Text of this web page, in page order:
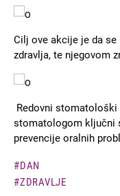
Slika
Cilj ove akcije je da
zdravlja, te njegovom
Slika
Redovni
stomatologom ključni
prevencije oralnih
DAN
ZDRAVLJE